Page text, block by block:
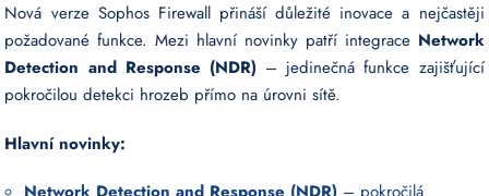
Nová verze Sophos Firewall přináší důležité inovace a nejčastěji
požadované funkce. Mezi hlavní novinky patří integrace Network
Detection and Response (NDR) – jedinečná funkce zajišťující
pokročilou detekci hrozeb přímo na úrovni sítě.
Hlavní novinky: